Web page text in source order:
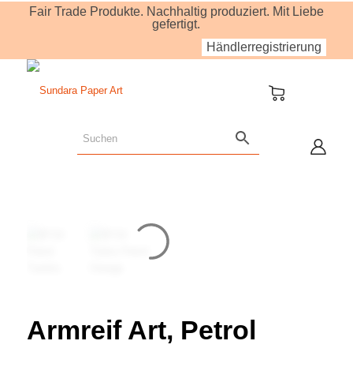
Fair Trade Produkte. Nachhaltig produziert. Mit Liebe
gefertigt.
Händlerregistrierung
Armreif Art, Petrol